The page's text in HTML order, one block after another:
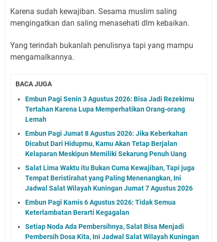
Karena sudah kewajiban. Sesama muslim saling
mengingatkan dan saling menasehati dlm kebaikan.
Yang terindah bukanlah penulisnya tapi yang mampu
mengamalkannya.
BACA JUGA
Embun Pagi Senin 3 Agustus 2026: Bisa Jadi Rezekimu
Tertahan Karena Lupa Memperhatikan Orang-orang
Lemah
Embun Pagi Jumat 8 Agustus 2026: Jika Keberkahan
Dicabut Dari Hidupmu, Kamu Akan Tetap Berjalan
Kelaparan Meskipun Memiliki Sekarung Penuh Uang
Salat Lima Waktu itu Bukan Cuma Kewajiban, Tapi juga
Tempat Beristirahat yang Paling Menenangkan, Ini
Jadwal Salat Wilayah Kuningan Jumat 7 Agustus 2026
Embun Pagi Kamis 6 Agustus 2026: Tidak Semua
Keterlambatan Berarti Kegagalan
Setiap Noda Ada Pembersihnya, Salat Bisa Menjadi
Pembersih Dosa Kita, Ini Jadwal Salat Wilayah Kuningan